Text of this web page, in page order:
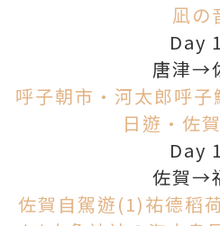
凪の
Day
唐津→
呼子朝市•河太郎呼子
日遊•佐
Day
佐賀→
佐賀自駕遊(1)祐德稻